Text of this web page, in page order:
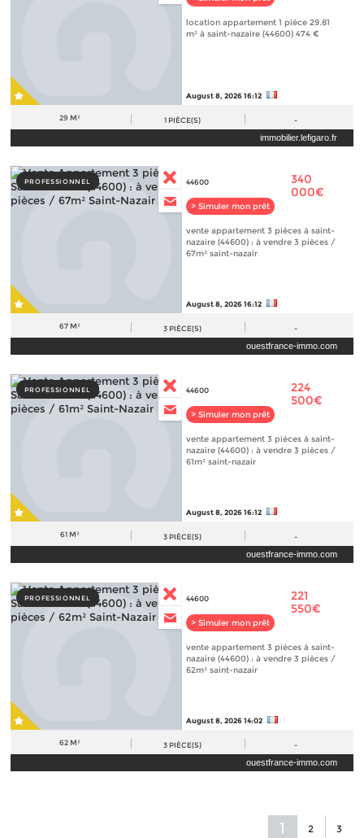
location appartement 1 pièce 29.81
m² à saint-nazaire (44600) 474 €
August 8, 2026 16:12
29 M² 1 PIÈCE(S) -
immobilier.lefigaro.fr
PROFESSIONNEL 44600
> Simuler mon prêt
340
000€
vente appartement 3 pièces à saint-
nazaire (44600) : à vendre 3 pièces /
67m² saint-nazair
August 8, 2026 16:12
67 M² 3 PIÈCE(S) -
ouestfrance-immo.com
PROFESSIONNEL 44600
> Simuler mon prêt
224
500€
vente appartement 3 pièces à saint-
nazaire (44600) : à vendre 3 pièces /
61m² saint-nazair
August 8, 2026 16:12
61 M² 3 PIÈCE(S) -
ouestfrance-immo.com
PROFESSIONNEL 44600
> Simuler mon prêt
221
550€
vente appartement 3 pièces à saint-
nazaire (44600) : à vendre 3 pièces /
62m² saint-nazair
August 8, 2026 14:02
62 M² 3 PIÈCE(S) -
ouestfrance-immo.com
1 2 3